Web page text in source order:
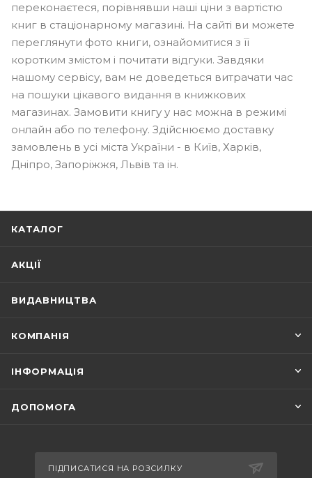
переконаєтеся, порівнявши наші ціни з вартістю
книг в стаціонарному магазині. На сайті ви можете
переглянути фото книги, ознайомитися з її
коротким змістом і почитати відгуки. Завдяки
нашому сервісу, вам не доведеться витрачати час
на пошуки цікавого видання в книжкових
магазинах. Замовити книгу у нас можна в режимі
онлайн або по телефону. Здійснюємо доставку
замовлень в усі міста України - в Київ, Харків,
Дніпро, Запоріжжя, Львів та ін.
КАТАЛОГ
АКЦІЇ
ВИДАВНИЦТВА
КОМПАНІЯ
ІНФОРМАЦІЯ
ДОПОМОГА
ПІДПИСАТИСЯ НА РОЗСИЛКУ